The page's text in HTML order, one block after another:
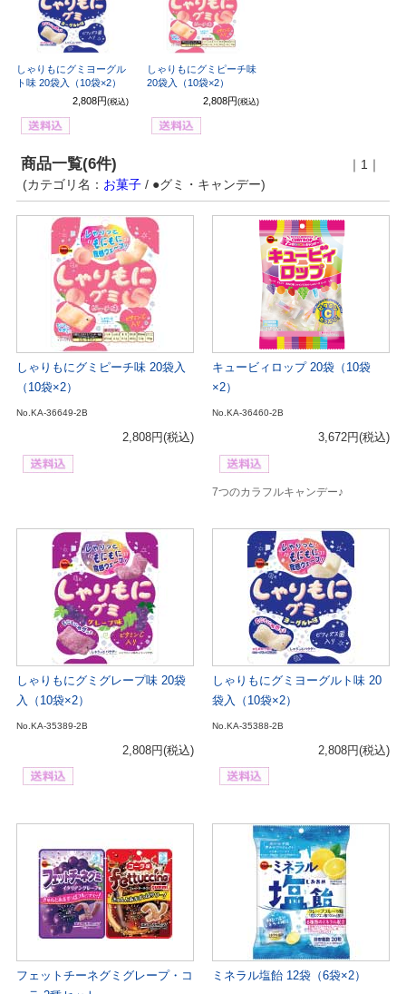
しゃりもにグミヨーグル
ト味 20袋入（10袋×2）
2,808円 (税込)
しゃりもにグミピーチ味
20袋入（10袋×2）
2,808円 (税込)
商品一覧(6件)
｜1｜
(カテゴリ名： お菓子/ ●グミ・キャンデー)
しゃりもにグミピーチ味 20袋入
（10袋×2）
No.KA-36649-2B
2,808円(税込)
キュービィロップ 20袋（10袋
×2）
No.KA-36460-2B
3,672円(税込)
7つのカラフルキャンデー♪
しゃりもにグミグレープ味 20袋
入（10袋×2）
No.KA-35389-2B
2,808円(税込)
しゃりもにグミヨーグルト味 20
袋入（10袋×2）
No.KA-35388-2B
2,808円(税込)
フェットチーネグミグレープ・コ
ミネラル塩飴 12袋（6袋×2）